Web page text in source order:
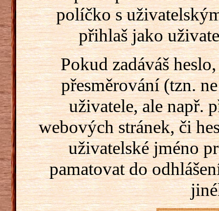
políčko s
přihlaš jako
Pokud zadáváš
přesměrování (tzn.
uživatele, ale např.
webových stránek, či
uživatelské jméno
pamatovat do